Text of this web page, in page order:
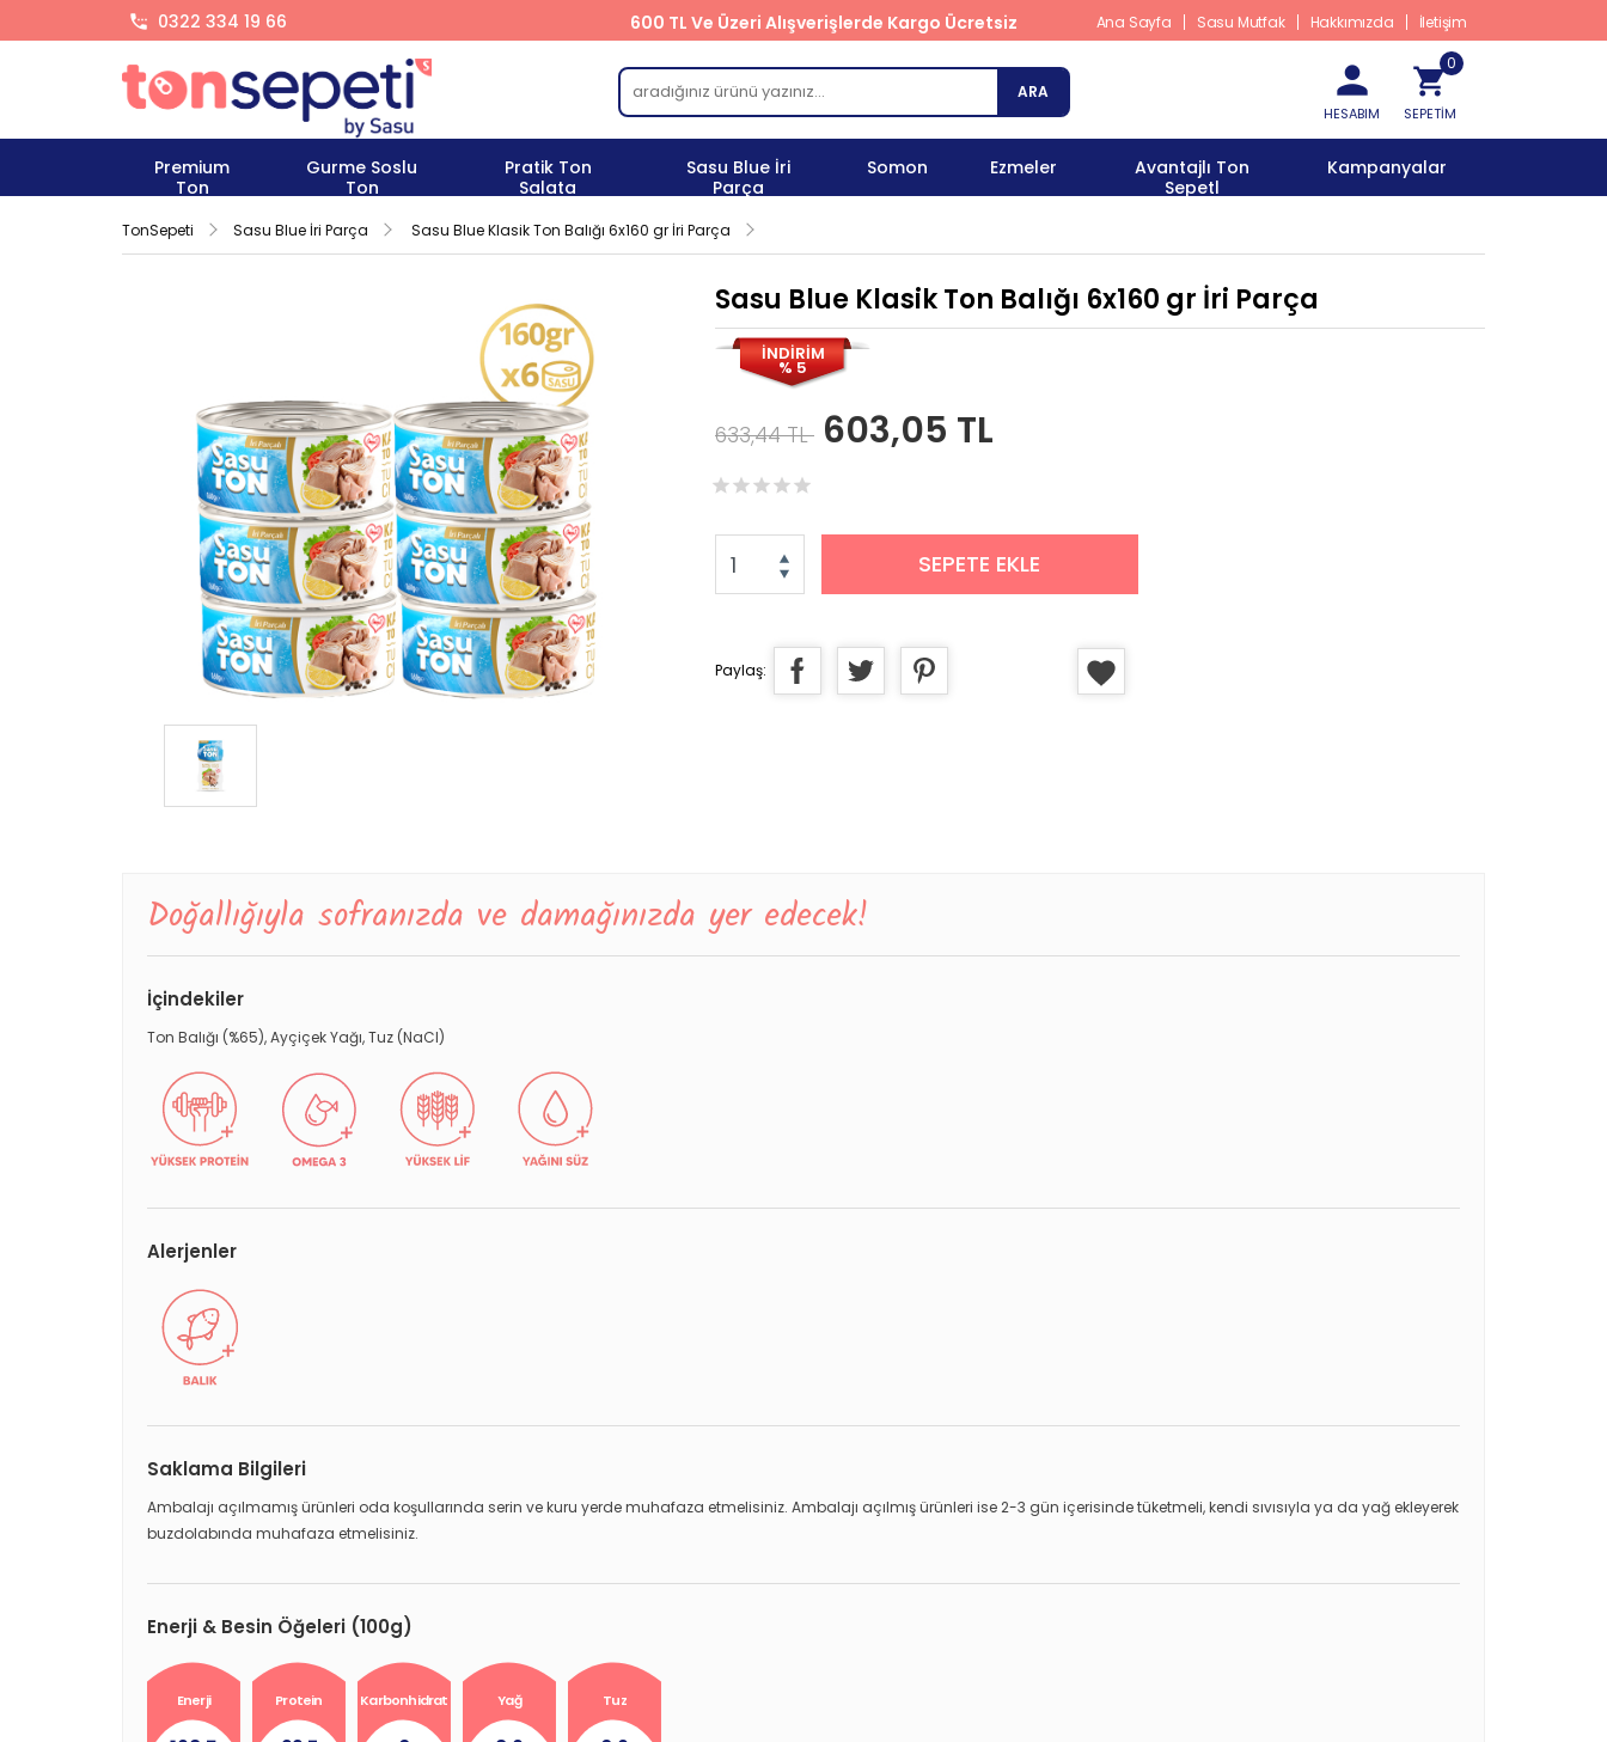
0322 334 19 66 600 TL Ve Üzeri Alışverişlerde Kargo Ücretsiz Ana Sayfa Sasu Mutfak Hakkımızda İletişim
SEPETİM
0
HESABIM
ARA
Premium
Ton
Gurme Soslu
Ton
Pratik Ton
Salata
Sasu Blue İri
Parça
Somon Ezmeler
Avantajlı Ton
Sepetl
Kampanyalar
TonSepeti Sasu Blue İri Parça Sasu Blue Klasik Ton Balığı 6x160 gr İri Parça
Sasu Blue Klasik Ton Balığı 6x160 gr İri Parça
İNDİRİM
% 5
633,44 TL 603,05 TL
SEPETE EKLE
Paylaş:
Doğallığıyla sofranızda ve damağınızda yer edecek!
İçindekiler
Ton Balığı (%65), Ayçiçek Yağı, Tuz (NaCI)
Alerjenler
Saklama Bilgileri
Ambalajı açılmamış ürünleri oda koşullarında serin ve kuru yerde muhafaza etmelisiniz. Ambalajı açılmış ürünleri ise 2-3 gün içerisinde tüketmeli, kendi sıvısıyla ya da yağ ekleyerek
buzdolabında muhafaza etmelisiniz.
Enerji & Besin Öğeleri (100g)
Enerji Protein Karbonhidrat Yağ Tuz